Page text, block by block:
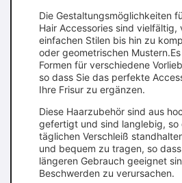
Die Gestaltungsmöglichkeiten
Hair Accessories sind vielfältig,
einfachen Stilen bis hin zu
oder geometrischen
Formen für verschiedene
so dass Sie das perfekte
Ihre Frisur zu ergänzen.
Diese Haarzubehör sind aus
gefertigt und sind langlebig, so
täglichen Verschleiß
und bequem zu tragen, so
längeren Gebrauch geeignet
Beschwerden zu verursachen.